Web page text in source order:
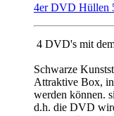
4er DVD Hüllen
4 DVD's mit
Schwarze
Attraktive Box,
werden können.
d.h. die DVD